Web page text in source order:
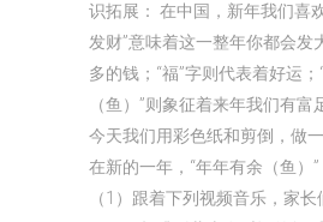
识拓展： 在中国，新年我们喜
发财”意味着这一整年你都会发
多的钱；“福”字则代表着好运；
（鱼）”则象征着来年我们有富
今天我们用彩色纸和剪倒，做
在新的一年，“年年有余（鱼）
（1）跟着下列视频音乐，家